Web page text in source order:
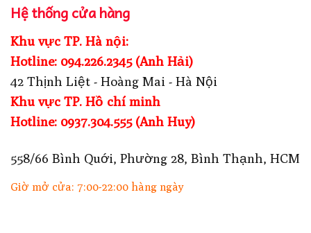
Hệ thống cửa hàng
Khu vực TP. Hà nội:
Hotline: 094.226.2345 (Anh Hải)
42 Thịnh Liệt - Hoàng Mai - Hà Nội
Khu vực TP. Hồ chí minh
Hotline: 0937.304.555 (Anh Huy)
558/66 Bình Quới, Phường 28, Bình Thạnh, HCM
Giờ mở cửa: 7:00-22:00 hàng ngày